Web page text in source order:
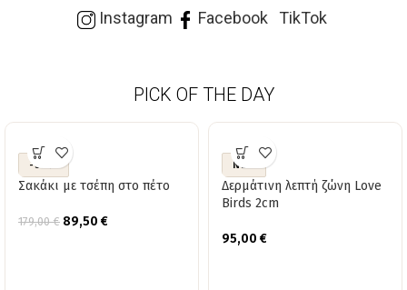
Instagram Facebook TikTok
PICK OF THE DAY
-50%
Σακάκι με τσέπη στο πέτο
179,00€ 89,50 €
NEW
Δερμάτινη λεπτή ζώνη Love
Birds 2cm
95,00 €